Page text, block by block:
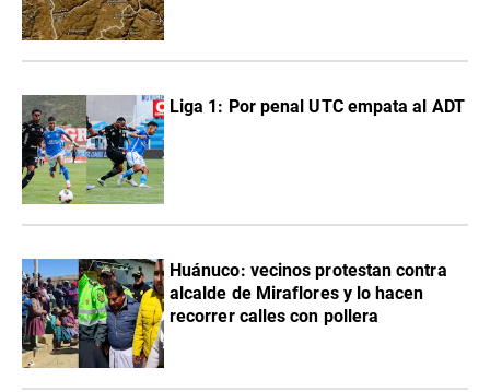
Liga 1: Por penal UTC empata al ADT
Huánuco: vecinos protestan contra
alcalde de Miraflores y lo hacen
recorrer calles con pollera